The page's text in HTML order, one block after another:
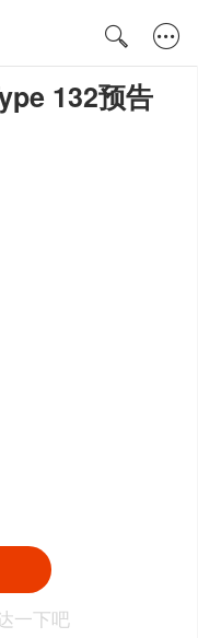
132预告
一下吧